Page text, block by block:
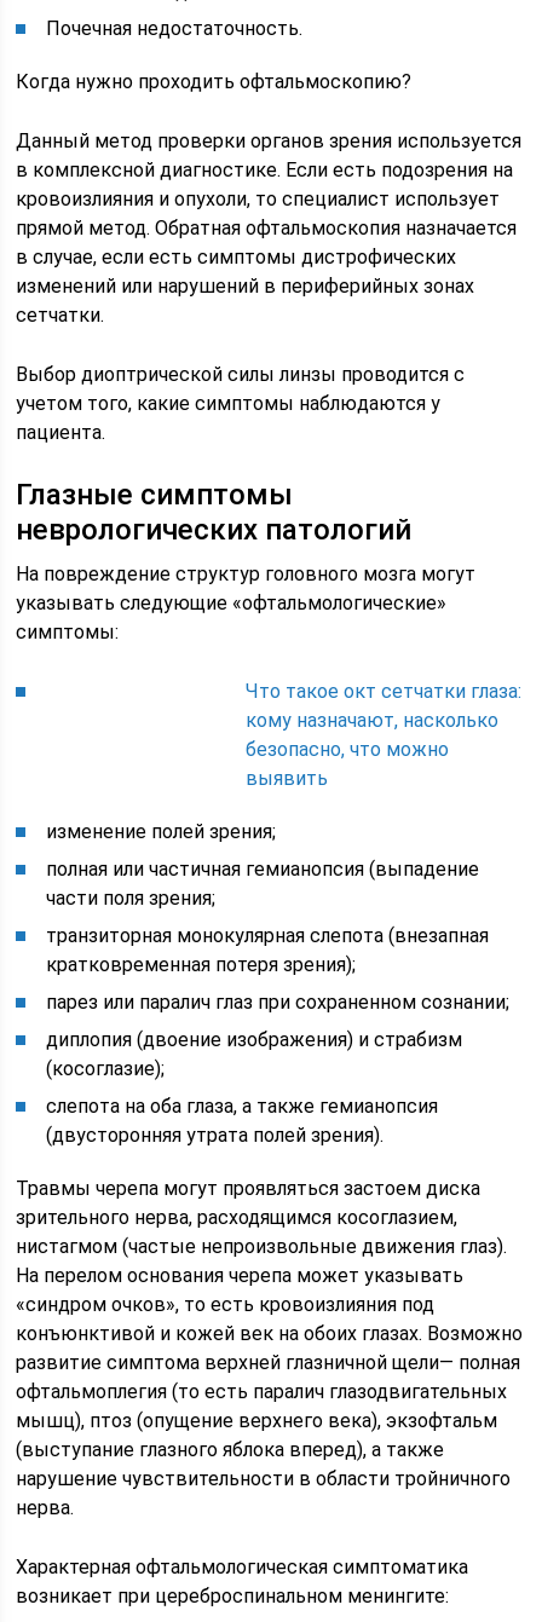
Почечная недостаточность.
Когда нужно проходить офтальмоскопию?
Данный метод проверки органов зрения используется
в комплексной диагностике. Если есть подозрения на
кровоизлияния и опухоли, то специалист использует
прямой метод. Обратная офтальмоскопия назначается
в случае, если есть симптомы дистрофических
изменений или нарушений в периферийных зонах
сетчатки.
Выбор диоптрической силы линзы проводится с
учетом того, какие симптомы наблюдаются у
пациента.
Глазные симптомы
неврологических патологий
На повреждение структур головного мозга могут
указывать следующие «офтальмологические»
симптомы:
Что такое окт сетчатки глаза:
кому назначают, насколько
безопасно, что можно
выявить
изменение полей зрения;
полная или частичная гемианопсия (выпадение
части поля зрения;
транзиторная монокулярная слепота (внезапная
кратковременная потеря зрения);
парез или паралич глаз при сохраненном сознании;
диплопия (двоение изображения) и страбизм
(косоглазие);
слепота на оба глаза, а также гемианопсия
(двусторонняя утрата полей зрения).
Травмы черепа могут проявляться застоем диска
зрительного нерва, расходящимся косоглазием,
нистагмом (частые непроизвольные движения глаз).
На перелом основания черепа может указывать
«синдром очков», то есть кровоизлияния под
конъюнктивой и кожей век на обоих глазах. Возможно
развитие симптома верхней глазничной щели— полная
офтальмоплегия (то есть паралич глазодвигательных
мышц), птоз (опущение верхнего века), экзофтальм
(выступание глазного яблока вперед), а также
нарушение чувствительности в области тройничного
нерва.
Характерная офтальмологическая симптоматика
возникает при цереброспинальном менингите: